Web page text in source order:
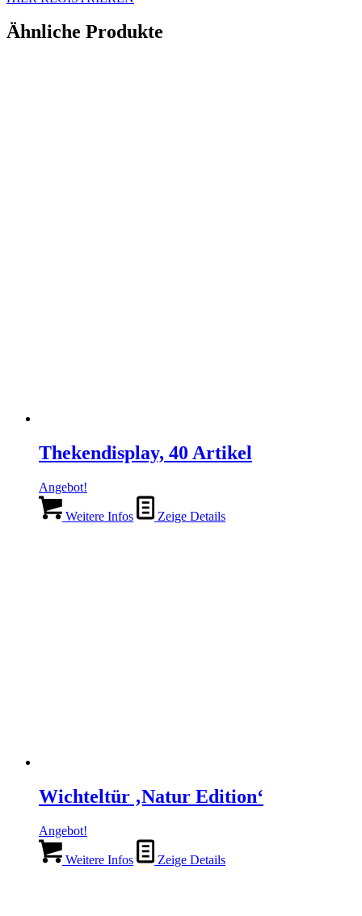
Ähnliche Produkte
Thekendisplay, 40 Artikel
Angebot!
Weitere Infos Zeige Details
Wichteltür ‚Natur Edition‘
Angebot!
Weitere Infos Zeige Details